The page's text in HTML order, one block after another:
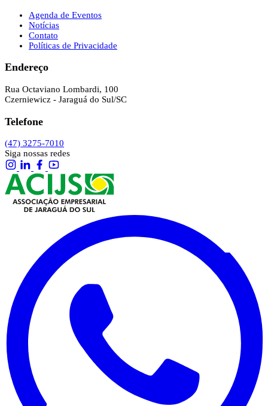
Agenda de Eventos
Notícias
Contato
Políticas de Privacidade
Endereço
Rua Octaviano Lombardi, 100
Czerniewicz - Jaraguá do Sul/SC
Telefone
(47) 3275-7010
Siga nossas redes